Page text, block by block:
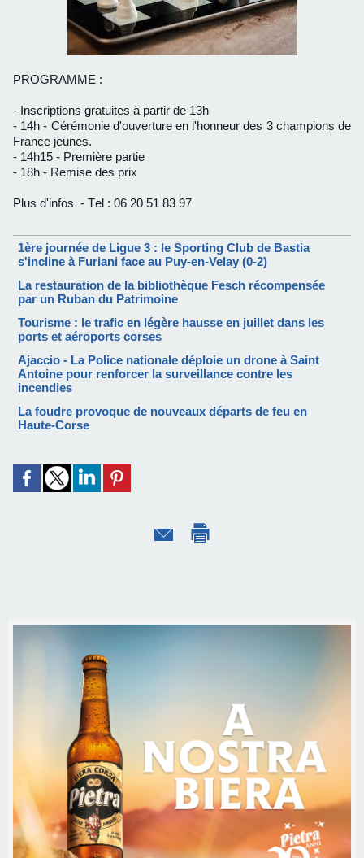
PROGRAMME :
- Inscriptions gratuites à partir de 13h
- 14h - Cérémonie d'ouverture en l'honneur des 3 champions de
France jeunes.
- 14h15 - Première partie
- 18h - Remise des prix
Plus d'infos - Tel : 06 20 51 83 97
1ère journée de Ligue 3 : le Sporting Club de Bastia
s'incline à Furiani face au Puy-en-Velay (0-2)
La restauration de la bibliothèque Fesch récompensée
par un Ruban du Patrimoine
Tourisme : le trafic en légère hausse en juillet dans les
ports et aéroports corses
Ajaccio - La Police nationale déploie un drone à Saint
Antoine pour renforcer la surveillance contre les
incendies
La foudre provoque de nouveaux départs de feu en
Haute-Corse